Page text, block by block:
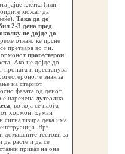
јајце клетка (или
можат да
Така да до
2-3 дена пред
не дојде до
откако ќе прсне
претвара во т.н.
прогестерон.
Ако не дојде до
пропаѓа и престанува
е знак за
на стариот
фазата од денот
е наречена лутеална
, во која се наоѓа
хормон: хуман
сигнализира дека има
Врз
домашните тестови за
да расте и да се
приказ на она